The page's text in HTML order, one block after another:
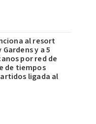
al resort
Gardens y a 5
por red de
de tiempos
ligada al